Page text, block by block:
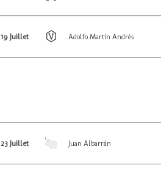
19 Juillet Adolfo Martín Andrés
23 Juillet Juan Albarrán